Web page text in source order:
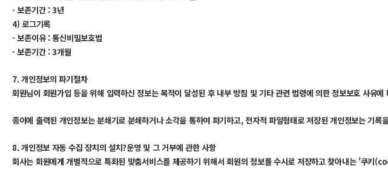
- 보존기간 : 3년
4) 로그기록
- 보존이유 : 통신비밀보호법
- 보존기간 : 3개월
7. 개인정보의 파기절차
회원님이 회원가입 등을 위해 입력하신 정보는 목적이 달성된 후 내부 방침 및 기타 관련 법령에 의한 정보보호 사유
종이에 출력된 개인정보는 분쇄기로 분쇄하거나 소각을 통하여 파기하고, 전자적 파일형태로 저장된 개인정보는 기
8. 개인정보 자동 수집 장치의 설치?운영 및 그 거부에 관한 사항
회사는 회원에게 개별적으로 특화된 맞춤서비스를 제공하기 위해서 회원의 정보를 수시로 저장하고 찾아내는 '쿠